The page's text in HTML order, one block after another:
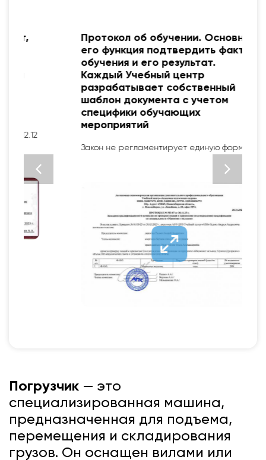
Протокол об обучении. Основная
его функция подтвердить факт
обучения и его результат.
Каждый Учебный центр
разрабатывает собственный
шаблон документа с учетом
специфики обучающих
мероприятий
Закон не регламентирует единую форму
Погрузчик — это
специализированная машина,
предназначенная для подъема,
перемещения и складирования
грузов. Он оснащен вилами или